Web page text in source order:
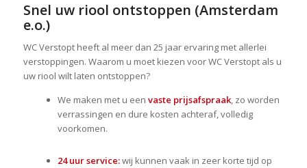
Snel uw riool ontstoppen (Amsterdam
e.o.)
WC Verstopt heeft al meer dan 25 jaar ervaring met allerlei
verstoppingen. Waarom u moet kiezen voor WC Verstopt als u
uw riool wilt laten ontstoppen?
We maken met u een vaste prijsafspraak, zo worden
verrassingen en dure kosten achteraf, volledig
voorkomen.
24 uur service:wij kunnen vaak in zeer korte tijd op